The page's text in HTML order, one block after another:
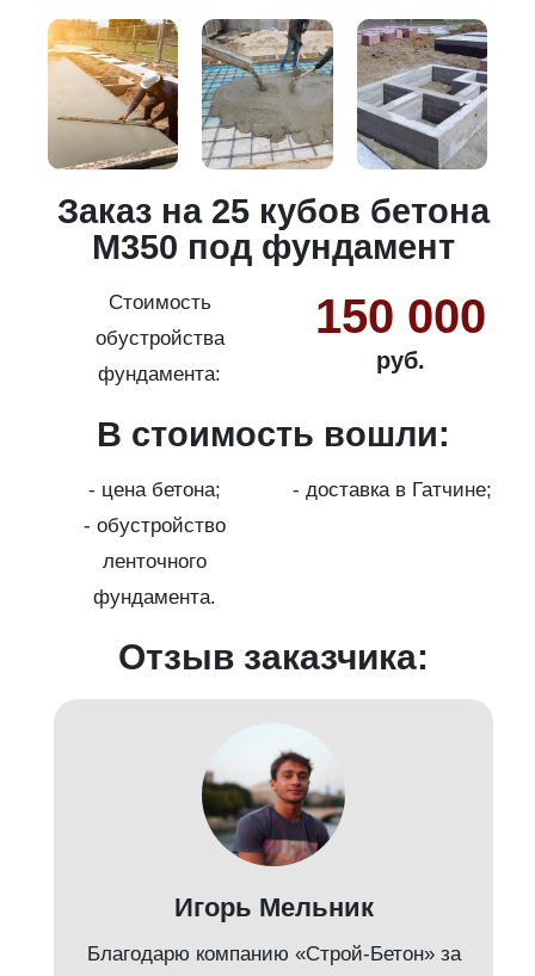
Заказ на 25 кубов бетона
М350 под фундамент
Стоимость
обустройства
фундамента:
150 000
руб.
В стоимость вошли:
- цена бетона;
- доставка в Гатчине;
- обустройство
ленточного
фундамента.
Отзыв заказчика:
Игорь Мельник
Благодарю компанию «Строй-Бетон» за